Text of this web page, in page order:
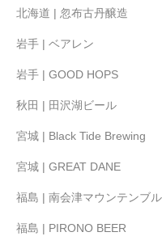
北海道 | 忽布古丹醸造
岩手 | ベアレン
岩手 | GOOD HOPS
秋田 | 田沢湖ビール
宮城 | Black Tide Brewing
宮城 | GREAT DANE
福島 | 南会津マウンテンブ
福島 | PIRONO BEER